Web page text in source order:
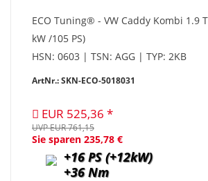
ECO Tuning® - VW Caddy Kombi 1.9
kW /105 PS)
HSN: 0603 | TSN: AGG | TYP: 2KB
ArtNr.: SKN-ECO-5018031
EUR 525,36
UVP EUR 761,15
Sie sparen 235,78 €
+16 PS (+12kW)
+36 Nm